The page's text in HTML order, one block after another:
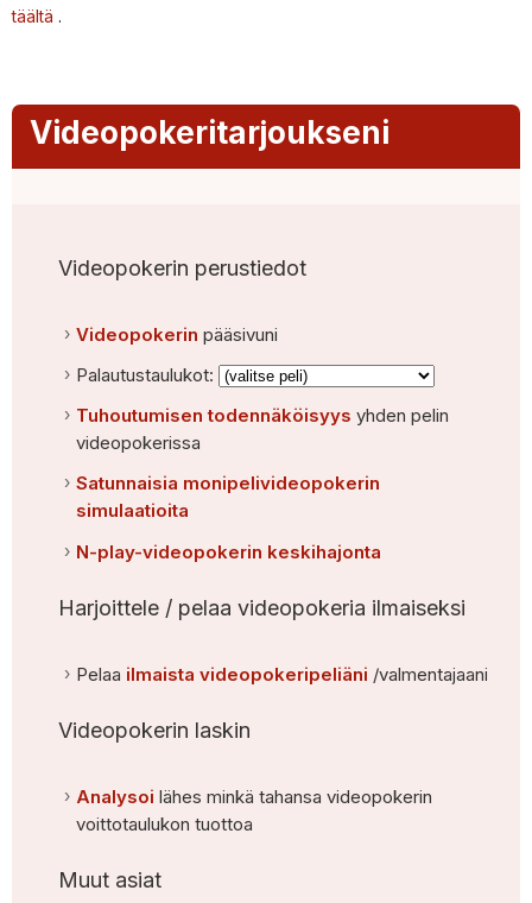
täältä .
Videopokeritarjoukseni
Videopokerin perustiedot
Videopokerin pääsivuni
Palautustaulukot:
Tuhoutumisen todennäköisyys yhden pelin
videopokerissa
Satunnaisia monipelivideopokerin
simulaatioita
N-play-videopokerin keskihajonta
Harjoittele / pelaa videopokeria ilmaiseksi
Pelaa ilmaista videopokeripeliäni /valmentajaani
Videopokerin laskin
Analysoi lähes minkä tahansa videopokerin
voittotaulukon tuottoa
Muut asiat